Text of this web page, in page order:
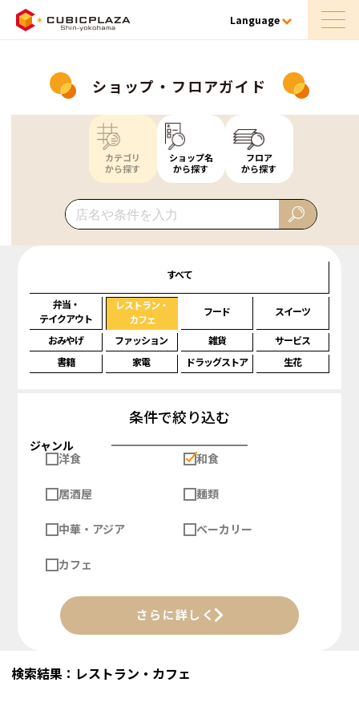
Language
ショップ・フロアガイド
カテゴリ
から探す
ショップ名
から探す
フロア
から探す
すべて
弁当・
テイクアウト
レストラン・
カフェ
フード スイーツ
おみやげ ファッション 雑貨
サービス
書籍
家電 ドラッグストア 生花
条件で絞り込む
ジャンル
洋食
和食
居酒屋 麺類
中華・アジア ベーカリー
カフェ
さらに詳しく
検索結果：レストラン・カフェ